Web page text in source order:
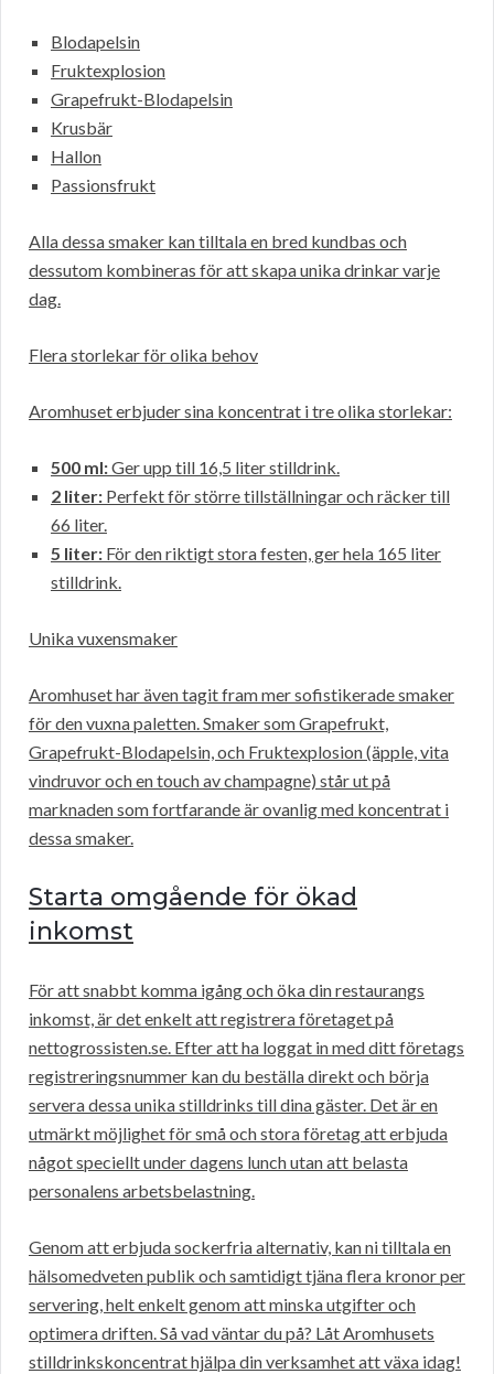
Blodapelsin
Fruktexplosion
Grapefrukt-Blodapelsin
Krusbär
Hallon
Passionsfrukt
Alla dessa smaker kan tilltala en bred kundbas och
dessutom kombineras för att skapa unika drinkar varje
dag.
Flera storlekar för olika behov
Aromhuset erbjuder sina koncentrat i tre olika storlekar:
500 ml:Ger upp till 16,5 liter stilldrink.
2 liter: Perfekt för större tillställningar och räcker till
66 liter.
5 liter: För den riktigt stora festen, ger hela 165 liter
stilldrink.
Unika vuxensmaker
Aromhuset har även tagit fram mer sofistikerade smaker
för den vuxna paletten. Smaker som Grapefrukt,
Grapefrukt-Blodapelsin, och Fruktexplosion (äpple, vita
vindruvor och en touch av champagne) står ut på
marknaden som fortfarande är ovanlig med koncentrat i
dessa smaker.
Starta omgående för ökad
inkomst
För att snabbt komma igång och öka din restaurangs
inkomst, är det enkelt att registrera företaget på
nettogrossisten.se. Efter att ha loggat in med ditt företags
registreringsnummer kan du beställa direkt och börja
servera dessa unika stilldrinks till dina gäster. Det är en
utmärkt möjlighet för små och stora företag att erbjuda
något speciellt under dagens lunch utan att belasta
personalens arbetsbelastning.
Genom att erbjuda sockerfria alternativ, kan ni tilltala en
hälsomedveten publik och samtidigt tjäna flera kronor per
servering, helt enkelt genom att minska utgifter och
optimera driften. Så vad väntar du på? Låt Aromhusets
stilldrinkskoncentrat hjälpa din verksamhet att växa idag!